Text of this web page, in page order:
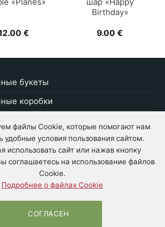
€
Birthday»
9.00€
букеты
коробки
цветы
файлы Cookie, которые помогают нам
удобные условия пользования сайтом.
использовать сайт или нажав кнопку
соглашаетесь на использование файлов
Cookie.
Подробнее о файлах Cookie
СОГЛАСЕН